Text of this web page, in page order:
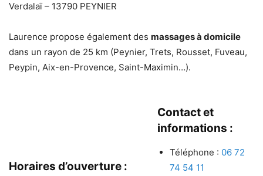
Verdalaï – 13790 PEYNIER
Laurence propose également des massages à domicile
dans un rayon de 25 km (Peynier, Trets, Rousset, Fuveau,
Peypin, Aix-en-Provence, Saint-Maximin…).
Horaires d’ouverture :
Contact et
informations :
Téléphone : 06 72
74 54 11